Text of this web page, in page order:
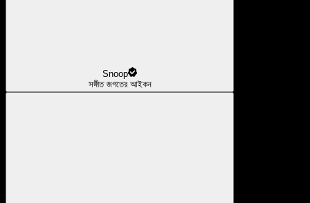
Snoop
সঙ্গীত জগতের আইকন